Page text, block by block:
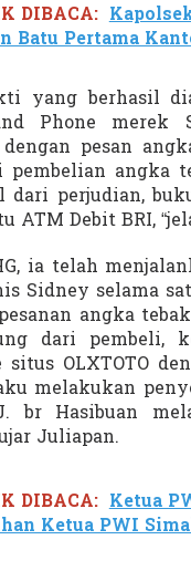
DIBACA:
Batu Pertama
yang berhasil
Phone merek
pesan
pembelian angka
dari perjudian,
ATM Debit BRI,
ia telah
Sidney selama
angka
dari pembeli,
situs OLXTOTO
melakukan
br Hasibuan
Juliapan.
DIBACA: Ketua
Ketua PWI
Menteri Nusron:
Cegah Konflik dan
Penataan Ruang
Di NASIONAL, SOROTAN | 8